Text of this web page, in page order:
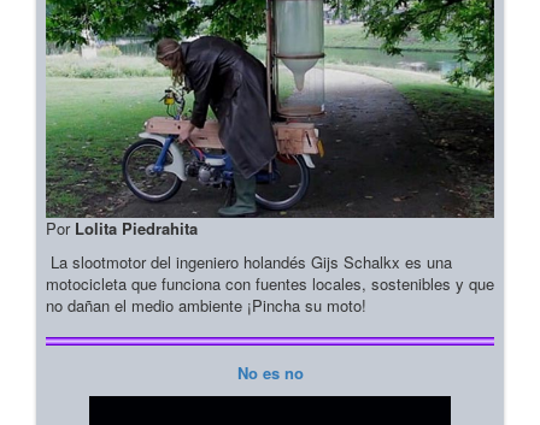
Por Lolita Piedrahita
La slootmotor del ingeniero holandés Gijs Schalkx es una
motocicleta que funciona con fuentes locales, sostenibles y que
no dañan el medio ambiente ¡Pincha su moto!
No es no